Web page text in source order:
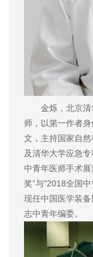
金烁，北京清
师，以第一作者
文，主持国家自
及清华大学应急
中青年医师手术
奖”与“2018全国
现任中国医学装
志中青年编委。